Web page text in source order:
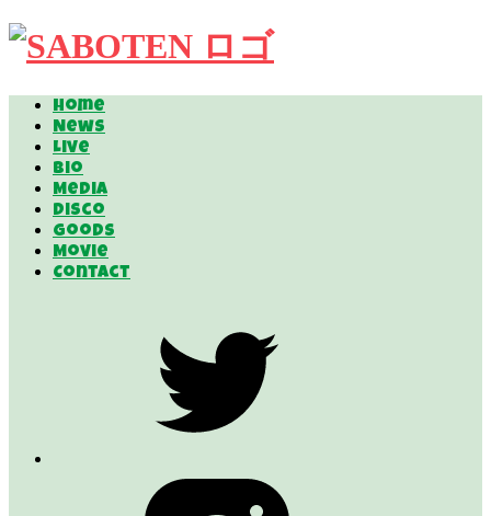
Home
News
Live
Bio
Media
Disco
Goods
Movie
Contact